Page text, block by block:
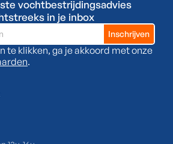
vochtbestrijdingsadvies
in je inbox
te klikken, ga je akkoord met onze
.